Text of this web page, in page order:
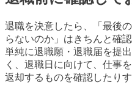
退職を決意したら、「最後
らないのか」はきちんと確
単純に退職願・退職届を提
く、退職日に向けて、仕事
返却するものを確認したり